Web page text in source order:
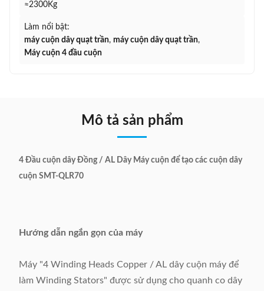
≈2300Kg
Làm nổi bật:
máy cuộn dây quạt trần, máy cuộn dây quạt trần,
Máy cuộn 4 đầu cuộn
Mô tả sản phẩm
4 Đầu cuộn dây Đồng / AL Dây Máy cuộn để tạo các cuộn dây
cuộn SMT-QLR70
Hướng dẫn ngắn gọn của máy
Máy "4 Winding Heads Copper / AL dây cuộn máy để
làm Winding Stators" được sử dụng cho quanh co dây